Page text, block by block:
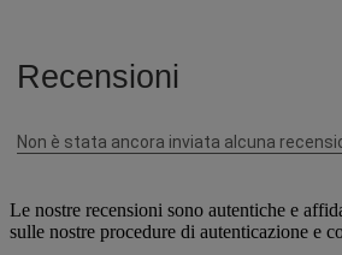
Le nostre recensioni sono autentiche e
sulle nostre procedure di autenticazione e